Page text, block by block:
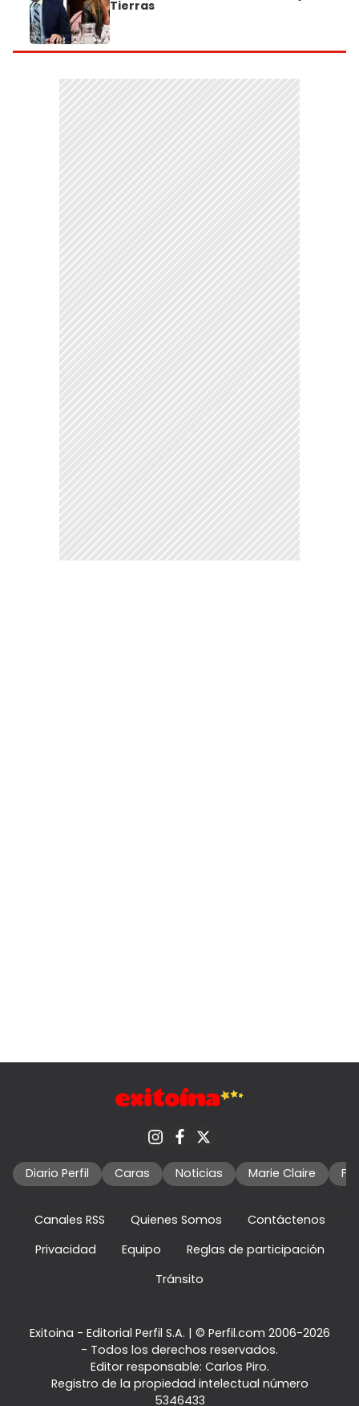
Tierras
Diario Perfil Caras Noticias Marie Claire
Canales RSS Quienes Somos
Contáctenos
Privacidad
Equipo
Reglas de participación
Tránsito
Exitoina - Editorial Perfil S.A. | © Perfil.com 2006-2026
- Todos los derechos reservados.
Editor responsable: Carlos Piro.
Registro de la propiedad intelectual número
5346433